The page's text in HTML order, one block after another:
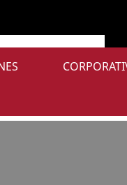
si le resultan de